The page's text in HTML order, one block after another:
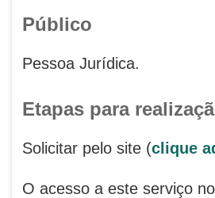
Público
Pessoa Jurídica.
Etapas para
Solicitar pelo site (clique
O acesso a este serviço